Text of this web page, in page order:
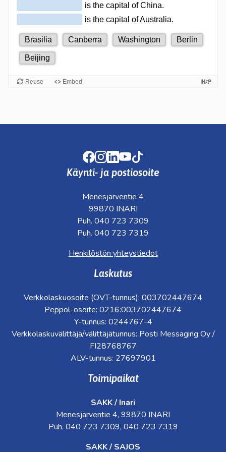
pyyhkäisyliikkeitä.
Facebook
Instagram
LinkedIn
Youtube
Käynti- ja postiosoite
Menesjärventie 4
99870 INARI
Puh. 040 723 7309
Puh. 040 723 7319
Henkilöstön yhteystiedot
Laskutus
Verkkolaskuosoite (OVT-tunnus): 003702447674
Peppol-osoite: 0216:003702447674
Y-tunnus: 0244767-4
Verkkolaskuvälittäjä/välittäjätunnus: Posti Messaging Oy /
FI28768767
ALV-tunnus: 27697901
Toimipaikat
SAKK / Inari
Menesjärventie 4, 99870 INARI
Puh. 040 723 7309, 040 723 7319
SAKK / SAJOS